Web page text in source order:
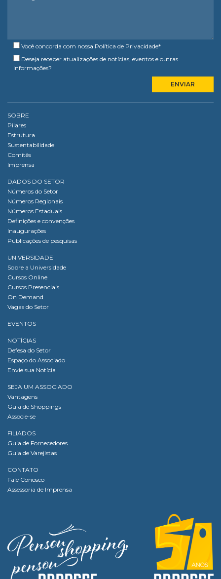
Você concorda com nossa Política de Privacidade*
Deseja receber atualizações de notícias, eventos e outras
informações?
SOBRE
Pilares
Estrutura
Sustentabilidade
Comitês
Imprensa
DADOS DO SETOR
Números do Setor
Números Regionais
Números Estaduais
Definições e convenções
Inaugurações
Publicações de pesquisas
UNIVERSIDADE
Sobre a Universidade
Cursos Online
Cursos Presenciais
On Demand
Vagas do Setor
EVENTOS
NOTÍCIAS
Defesa do Setor
Espaço do Associado
Envie sua Notícia
SEJA UM ASSOCIADO
Vantagens
Guia de Shoppings
Associe-se
FILIADOS
Guia de Fornecedores
Guia de Varejistas
CONTATO
Fale Conosco
Assessoria de Imprensa